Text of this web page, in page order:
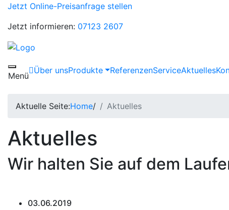
Jetzt Online-Preisanfrage stellen
Jetzt informieren: 07123 2607
Toggle navigation
Menü
Über unsProdukte ReferenzenServiceAktuelles
Aktuelle Seite:Home/ Aktuelles
Aktuelles
Wir halten Sie auf dem
03.06.2019